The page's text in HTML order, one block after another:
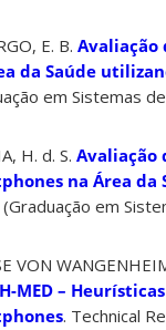
E. B. Avaliação
da Saúde
em Sistemas
H. d. S. Avaliação
na Área da
(Graduação em
VON
MED –
. Technical